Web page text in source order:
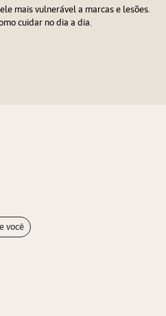
mais vulnerável a marcas e lesões.
cuidar no dia a dia.
você